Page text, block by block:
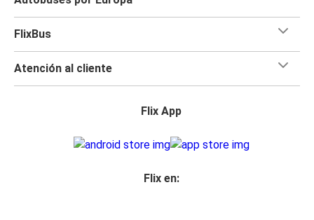
FlixBus
Atención al cliente
Flix App
Flix en: